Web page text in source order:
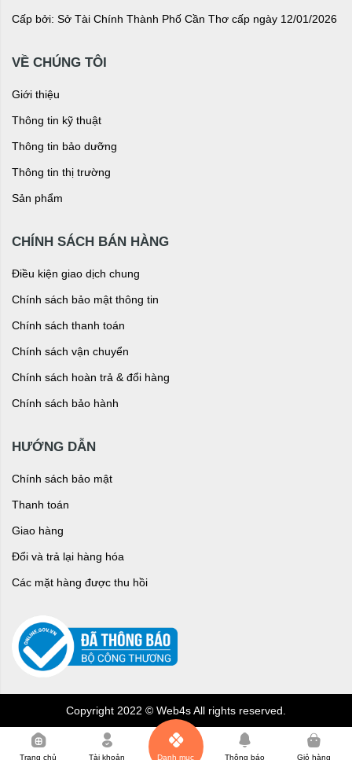
Cấp bởi: Sở Tài Chính Thành Phố Cần Thơ cấp ngày 12/01/2026
VỀ CHÚNG TÔI
Giới thiệu
Thông tin kỹ thuật
Thông tin bảo dưỡng
Thông tin thị trường
Sản phẩm
CHÍNH SÁCH BÁN HÀNG
Điều kiện giao dịch chung
Chính sách bảo mật thông tin
Chính sách thanh toán
Chính sách vận chuyển
Chính sách hoàn trả & đổi hàng
Chính sách bảo hành
HƯỚNG DẪN
Chính sách bảo mật
Thanh toán
Giao hàng
Đổi và trả lại hàng hóa
Các mặt hàng được thu hồi
Copyright 2022 © Web4s All rights reserved.
Trang chủ Tài khoản Danh mục Thông báo Giỏ hàng